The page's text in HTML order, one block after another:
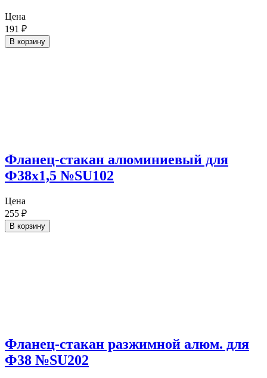
Цена
191 ₽
В корзину
Фланец-стакан алюминиевый для
Ф38х1,5 №SU102
Цена
255 ₽
В корзину
Фланец-стакан разжимной алюм. для
Ф38 №SU202